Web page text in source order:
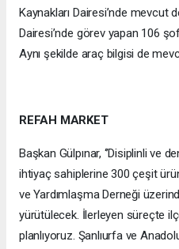
Kaynakları Dairesi’nde mevcut
Dairesi’nde görev yapan 106
Aynı şekilde araç bilgisi de
REFAH MARKET
Başkan Gülpınar, ‘’Disiplinli ve
ihtiyaç sahiplerine 300 çeşit
ve Yardımlaşma Derneği
yürütülecek. İlerleyen süreçte
planlıyoruz. Şanlıurfa ve